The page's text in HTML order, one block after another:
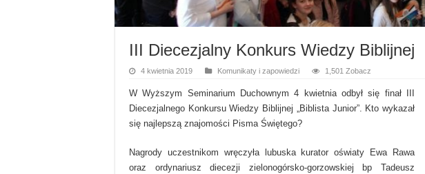
III Diecezjalny Konkurs Wiedzy Biblijnej
4 kwietnia 2019 Komunikaty i zapowiedzi 1,501 Zobacz
W Wyższym Seminarium Duchownym 4 kwietnia odbył się finał III
Diecezjalnego Konkursu Wiedzy Biblijnej „Biblista Junior”. Kto wykazał
się najlepszą znajomości Pisma Świętego?
Nagrody uczestnikom wręczyła lubuska kurator oświaty Ewa Rawa
oraz ordynariusz diecezji zielonogórsko-gorzowskiej bp Tadeusz